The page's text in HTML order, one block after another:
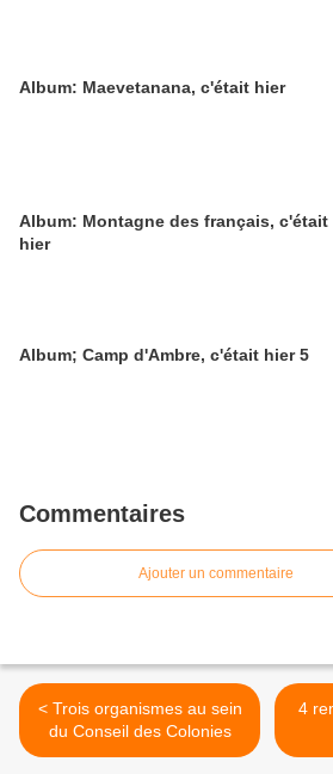
Album: Maevetanana, c'était hier
Album: Montagne des français, c'était
hier
Album; Camp d'Ambre, c'était hier 5
Commentaires
Ajouter un commentaire
< Trois organismes au sein
du Conseil des Colonies
4